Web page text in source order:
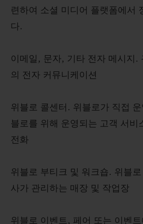
련하여 소셜 미디어 플랫폼에서
다.
이메일, 문자, 기타 전자 메시지.
의 전자 커뮤니케이션
위블로 콜센터. 위블로가 직접
블로를 위해 운영되는 고객 서비
전화
위블로 부티크 및 워크숍. 위블
사가 관리하는 매장 및 작업장
위블로 이벤트, 페어 또는 이벤